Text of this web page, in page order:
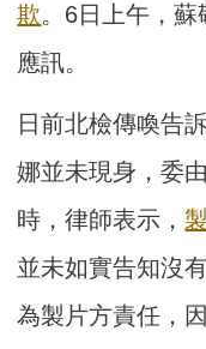
欺。6日上午，
應訊。
日前北檢傳喚告
娜並未現身，委
時，律師表示，
並未如實告知沒
為製片方責任，